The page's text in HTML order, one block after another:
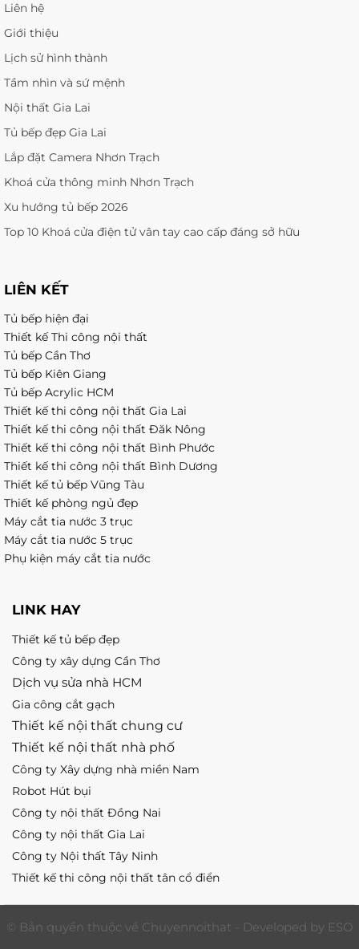
Liên hệ
Giới thiệu
Lịch sử hình thành
Tầm nhìn và sứ mệnh
Nội thất Gia Lai
Tủ bếp đẹp Gia Lai
Lắp đặt Camera Nhơn Trạch
Khoá cửa thông minh Nhơn Trạch
Xu hướng tủ bếp 2026
Top 10 Khoá cửa điện tử vân tay cao cấp đáng sở hữu
LIÊN KẾT
Tủ bếp hiện đại
Thiết kế Thi công nội thất
Tủ bếp Cần Thơ
Tủ bếp Kiên Giang
Tủ bếp Acrylic HCM
Thiết kế thi công nội thất Gia Lai
Thiết kế thi công nội thất Đăk Nông
Thiết kế thi công nội thất Bình Phước
Thiết kế thi công nội thất Bình Dương
Thiết kế tủ bếp Vũng Tàu
Thiết kế phòng ngủ đẹp
Máy cắt tia nước 3 trục
Máy cắt tia nước 5 trục
Phụ kiện máy cắt tia nước
LINK HAY
Thiết kế tủ bếp đẹp
Công ty xây dựng Cần Thơ
Dịch vụ sửa nhà HCM
Gia công cắt gạch
Thiết kế nội thất chung cư
Thiết kế nội thất nhà phố
Công ty Xây dựng nhà miền Nam
Robot Hút bụi
Công ty nội thất Đồng Nai
Công ty nội thất Gia Lai
Công ty Nội thất Tây Ninh
Thiết kế thi công nội thất tân cổ điển
© Bản quyền thuộc về Chuyennoithat - Developed by ESO